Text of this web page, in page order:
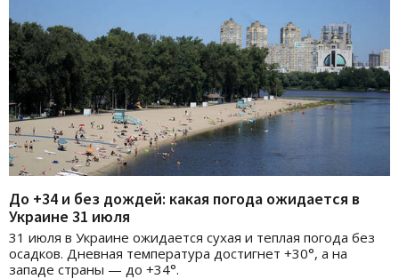
До +34 и без дождей: какая погода ожидается в
Украине 31 июля
31 июля в Украине ожидается сухая и теплая погода без
осадков. Дневная температура достигнет +30°, а на
западе страны — до +34°.